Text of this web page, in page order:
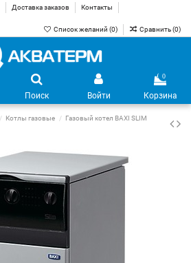
Доставка заказов
Контакты
Список желаний (0) Сравнить (0)
Поиск Войти
0
Корзина
Котлы газовые
Газовый котел BAXI SLIM